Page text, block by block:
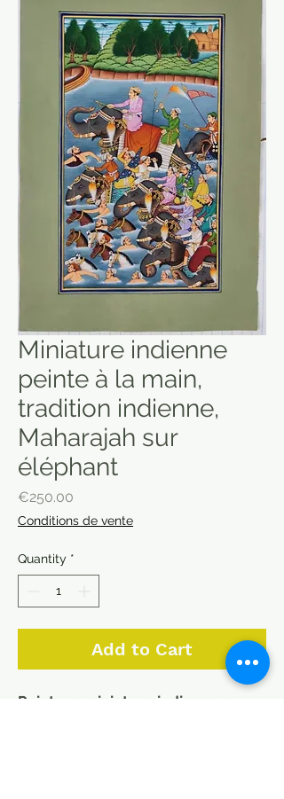
Miniature indienne
peinte à la main,
tradition indienne,
Maharajah sur
éléphant
€250.00
Conditions de vente
Quantity *
Add to Cart
Peinture miniature indienne sur